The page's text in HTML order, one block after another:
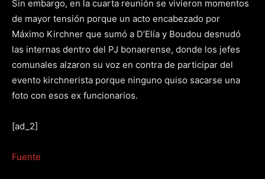
Sin embargo, en la cuarta reunión se vivieron momentos
de mayor tensión porque un acto encabezado por
Máximo Kirchner que sumó a D’Elía y Boudou desnudó
las internas dentro del PJ bonaerense, donde los jefes
comunales alzaron su voz en contra de participar del
evento kirchnerista porque ninguno quiso sacarse una
foto con esos ex funcionarios.
[ad_2]
Fuente